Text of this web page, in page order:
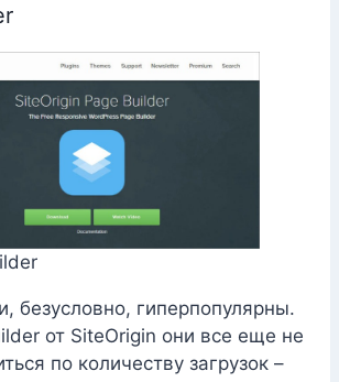
безусловно, гиперпопулярны.
от SiteOrigin они все еще не
по количеству загрузок –